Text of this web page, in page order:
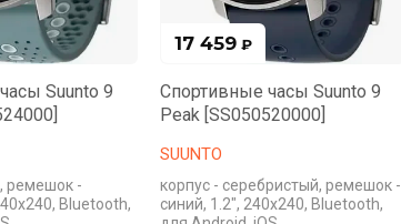
Suunto 9
ремешок -
Bluetooth,
17 459 ₽
Спортивные часы Suunto 9
Peak [SS050520000]
SUUNTO
корпус - серебристый, ремешок -
синий, 1.2", 240x240, Bluetooth,